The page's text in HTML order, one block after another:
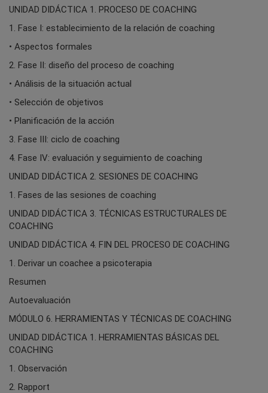
UNIDAD DIDÁCTICA 1. PROCESO DE COACHING
1. Fase I: establecimiento de la relación de coaching
• Aspectos formales
2. Fase II: diseño del proceso de coaching
• Análisis de la situación actual
• Selección de objetivos
• Planificación de la acción
3. Fase III: ciclo de coaching
4. Fase IV: evaluación y seguimiento de coaching
UNIDAD DIDÁCTICA 2. SESIONES DE COACHING
1. Fases de las sesiones de coaching
UNIDAD DIDÁCTICA 3. TÉCNICAS ESTRUCTURALES DE
COACHING
UNIDAD DIDÁCTICA 4. FIN DEL PROCESO DE COACHING
1. Derivar un coachee a psicoterapia
Resumen
Autoevaluación
MÓDULO 6. HERRAMIENTAS Y TÉCNICAS DE COACHING
UNIDAD DIDÁCTICA 1. HERRAMIENTAS BÁSICAS DEL
COACHING
1. Observación
2. Rapport